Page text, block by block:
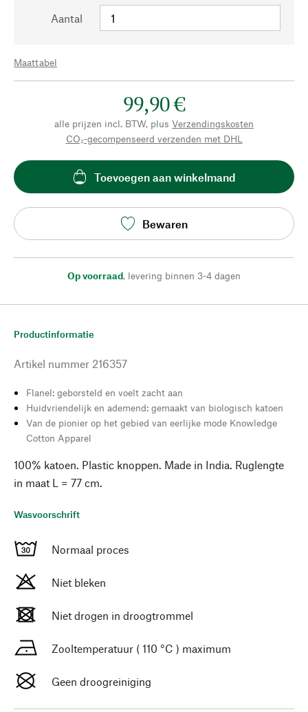
Aantal
Maattabel
99,90 €
alle prijzen incl. BTW, plus Verzendingskosten
CO₂-gecompenseerd verzenden met DHL
Toevoegen aan winkelmand
Bewaren
Op voorraad, levering binnen 3-4 dagen
Productinformatie
Artikel nummer 216357
Flanel: geborsteld en voelt zacht aan
Huidvriendelijk en ademend: gemaakt van biologisch katoen
Van de pionier op het gebied van eerlijke mode Knowledge
Cotton Apparel
100% katoen. Plastic knoppen. Made in India. Ruglengte
in maat L = 77 cm.
Wasvoorschrift
Normaal proces
Niet bleken
Niet drogen in droogtrommel
Zooltemperatuur ( 110 °C ) maximum
Geen droogreiniging